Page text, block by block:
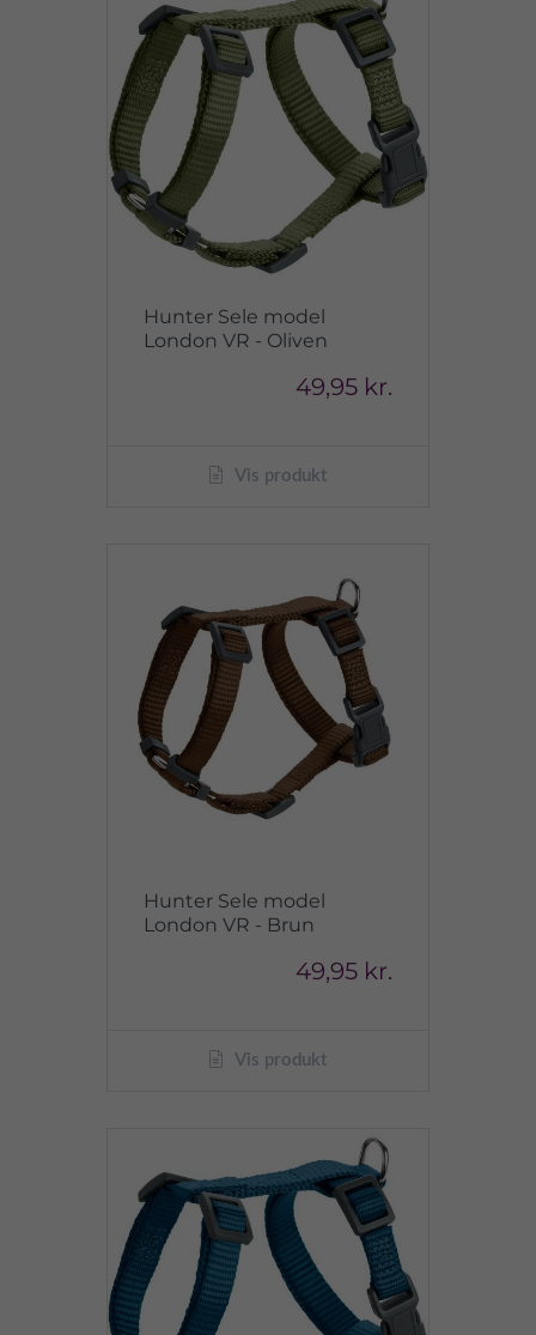
Hunter Sele model
London VR - Oliven
49,95 kr.
Vis produkt
Hunter Sele model
London VR - Brun
49,95 kr.
Vis produkt